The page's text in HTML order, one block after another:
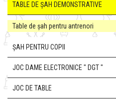
TABLE DE ȘAH DEMONSTRATIVE
Table de șah pentru antrenori
ȘAH PENTRU COPII
JOC DAME ELECTRONICE " DGT "
JOC DE TABLE